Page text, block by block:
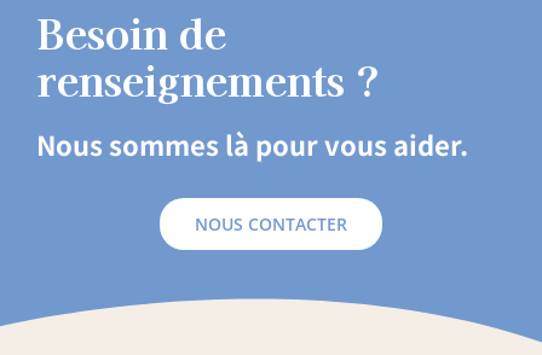
Besoin de
renseignements ?
Nous sommes là pour vous aider.
NOUS CONTACTER